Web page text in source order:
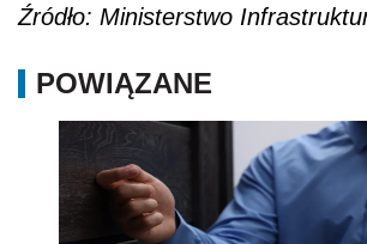
Źródło: Ministerstwo
POWIĄZANE